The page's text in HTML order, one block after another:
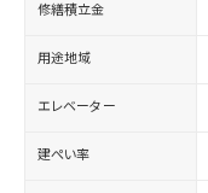
修繕積立金
用途地域
エレベーター
建ぺい率